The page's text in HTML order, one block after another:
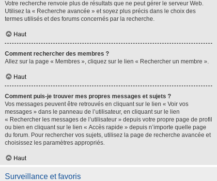
Votre recherche renvoie plus de résultats que ne peut gérer le serveur Web.
Utilisez la « Recherche avancée » et soyez plus précis dans le choix des
termes utilisés et des forums concernés par la recherche.
Haut
Comment rechercher des membres ?
Allez sur la page « Membres », cliquez sur le lien « Rechercher un membre ».
Haut
Comment puis-je trouver mes propres messages et sujets ?
Vos messages peuvent être retrouvés en cliquant sur le lien « Voir vos
messages » dans le panneau de l’utilisateur, en cliquant sur le lien
« Rechercher les messages de l’utilisateur » depuis votre propre page de profil
ou bien en cliquant sur le lien « Accès rapide » depuis n’importe quelle page
du forum. Pour rechercher vos sujets, utilisez la page de recherche avancée et
choisissez les paramètres appropriés.
Haut
Surveillance et favoris